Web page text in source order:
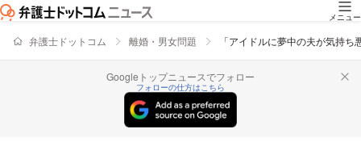
メニュー
弁護士ドットコム 離婚・男女問題 「アイドルに夢中の夫が気持
Googleトップニュースでフォロー
フォローの仕方はこちら